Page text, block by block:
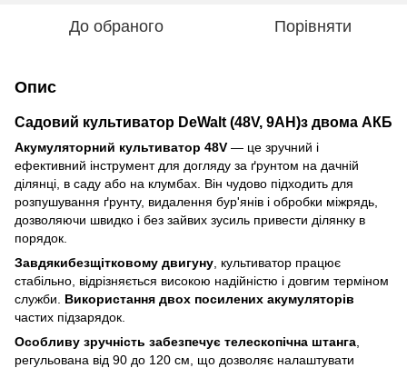
До обраного Порівняти
Опис
Садовий культиватор DeWalt (48V, 9AH)з двома АКБ
Акумуляторний культиватор 48V — це зручний і
ефективний інструмент для догляду за ґрунтом на дачній
ділянці, в саду або на клумбах. Він чудово підходить для
розпушування ґрунту, видалення бур'янів і обробки міжрядь,
дозволяючи швидко і без зайвих зусиль привести ділянку в
порядок.
Завдякибезщітковому двигуну , культиватор працює
стабільно, відрізняється високою надійністю і довгим терміном
служби. Використання двох посилених акумуляторів
частих підзарядок.
Особливу зручність забезпечує телескопічна штанга
регульована від 90 до 120 см, що дозволяє налаштувати